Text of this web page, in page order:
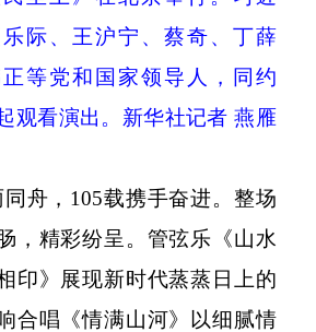
际、王沪宁、蔡奇、丁薛
等党和国家领导人，同约
观看演出。新华社记者 燕雁
舟， 105载携手奋进。整场
，精彩纷呈。管弦乐《山水
印》展现新时代蒸蒸日上的
合唱《情满山河》以细腻情